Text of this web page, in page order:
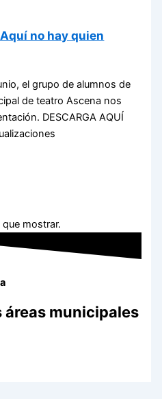
no hay quien
el grupo de alumnos de
de teatro Ascena nos
DESCARGA AQUÍ
mostrar.
áreas municipales